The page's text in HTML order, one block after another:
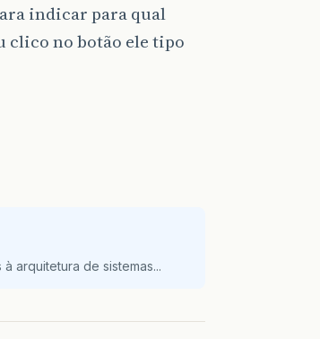
indicar para qual
clico no botão ele tipo
arquitetura de sistemas...